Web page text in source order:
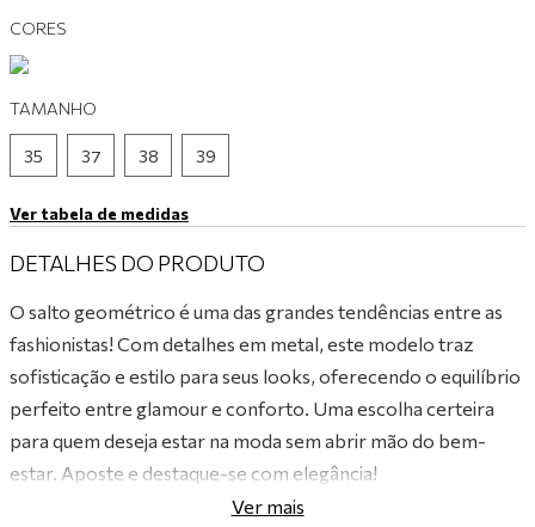
CORES
TAMANHO
35 37 38 39
Ver tabela de medidas
DETALHES DO PRODUTO
O salto geométrico é uma das grandes tendências entre as
fashionistas! Com detalhes em metal, este modelo traz
sofisticação e estilo para seus looks, oferecendo o equilíbrio
perfeito entre glamour e conforto. Uma escolha certeira
para quem deseja estar na moda sem abrir mão do bem-
estar. Aposte e destaque-se com elegância!
Ver mais
9º